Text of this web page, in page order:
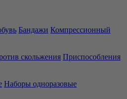
Бандажи Компрессионный
скольжения Приспособления
Наборы одноразовые